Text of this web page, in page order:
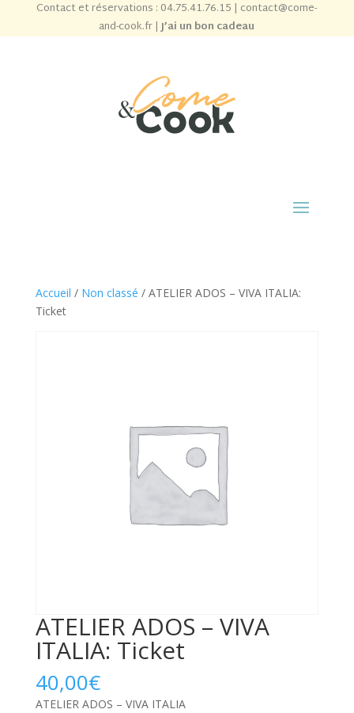
Contact et réservations : 04.75.41.76.15 | contact@come-
and-cook.fr|J’ai un bon cadeau
Accueil / Non classé / ATELIER ADOS – VIVA ITALIA:
Ticket
ATELIER ADOS – VIVA
ITALIA: Ticket
40,00€
ATELIER ADOS – VIVA ITALIA